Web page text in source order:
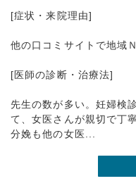
[症状・来院理由]
他の口コミサイトで地域
[医師の診断・治療法]
先生の数が多い。妊婦検
て、女医さんが親切で丁
分娩も他の女医...